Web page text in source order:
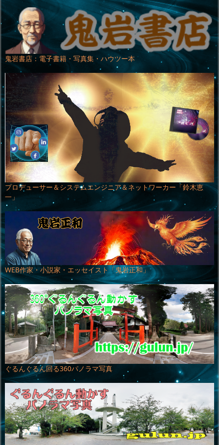
鬼岩書店：電子書籍・写真集・ハウツー本
プロデューサー＆システムエンジニア＆ネットワーカー「鈴木恵
一」
WEB作家・小説家・エッセイスト「鬼岩正和」
ぐるんぐるん回る360パノラマ写真